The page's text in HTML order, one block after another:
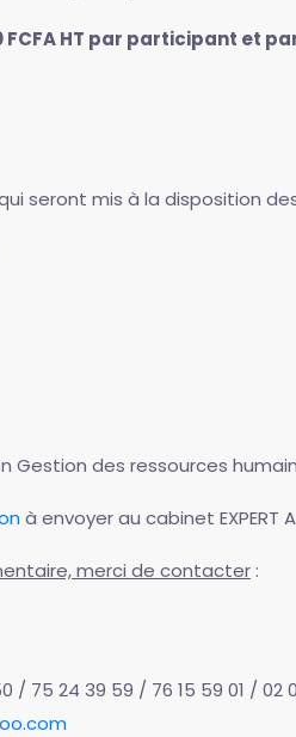
HT par participant et
seront mis à la disposition
Gestion des ressources
à envoyer au cabinet EXPERT
merci de contacter :
/ 75 24 39 59 / 76 15 59 01 / 02